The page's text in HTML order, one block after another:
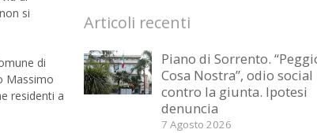
si
di
Massimo
residenti a
Articoli recenti
Piano di Sorrento.
Cosa Nostra”, odio social
contro la giunta. Ipotesi
denuncia
7 Agosto 2026